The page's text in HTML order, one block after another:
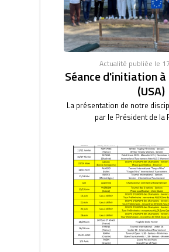
Actualité publiée le
Séance d'initiation à
(USA)
La présentation de notre
par le Président de la